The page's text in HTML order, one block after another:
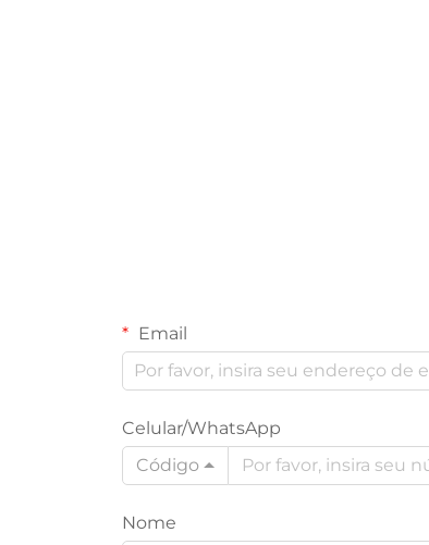
Email
Celular/WhatsApp
Código
Nome